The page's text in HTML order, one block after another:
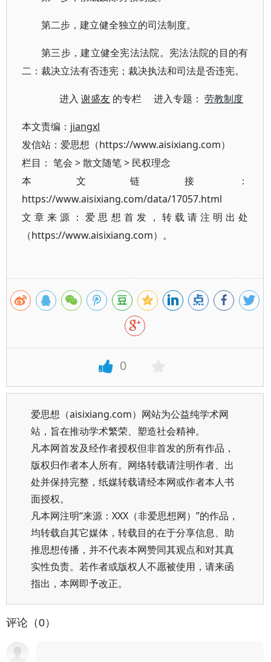
第二步，建立健全独立的司法制度。
第三步，建立健全宪法法院。宪法法院的目的有
二：裁决立法有否违宪；裁决执法和司法是否违宪。
进入谢盛友 的专栏 进入专题：劳教制度
本文责编： jiangxl
发信站：爱思想（https://www.aisixiang.com）
栏目： 笔会 >散文随笔> 民权理念
本文链接：
https://www.aisixiang.com/data/17057.html
文章来源：爱思想首发，转载请注明出处
（https://www.aisixiang.com）。
0
爱思想（aisixiang.com）网站为公益纯学术网
站，旨在推动学术繁荣、塑造社会精神。
凡本网首发及经作者授权但非首发的所有作品，
版权归作者本人所有。网络转载请注明作者、出
处并保持完整，纸媒转载请经本网或作者本人书
面授权。
凡本网注明“来源：XXX（非爱思想网）”的作品，
均转载自其它媒体，转载目的在于分享信息、助
推思想传播，并不代表本网赞同其观点和对其真
实性负责。若作者或版权人不愿被使用，请来函
指出，本网即予改正。
评论（0）